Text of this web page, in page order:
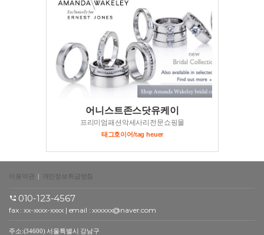
어니스트존스닷유케이
프리미엄패션악세사리전문쇼핑몰
태그호이어/tag heuer
이용약관 | 개인정보취급방침
010-123-4567
fax : xx-xxxx-xxxx | email : xxxxxx@naver.com
주소:(34600) 서울특별시 강남구